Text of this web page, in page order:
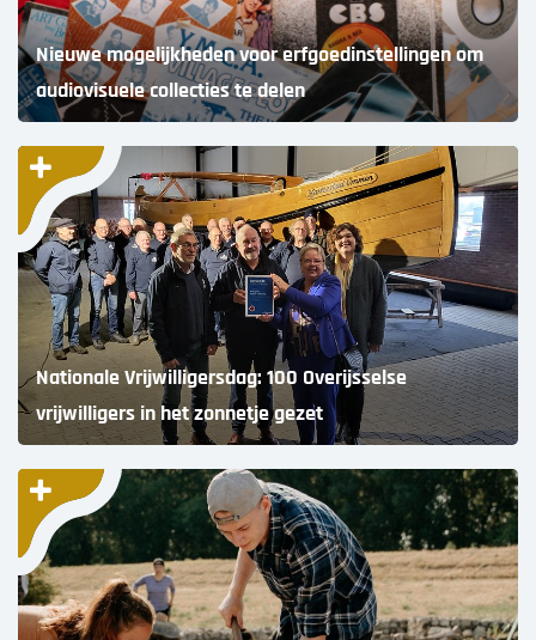
Nieuwe mogelijkheden voor erfgoedinstellingen om
audiovisuele collecties te delen
Nationale Vrijwilligersdag: 100 Overijsselse
vrijwilligers in het zonnetje gezet